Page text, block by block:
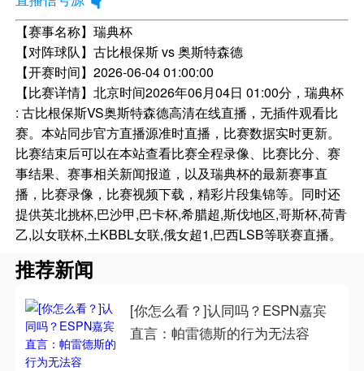
【赛事名称】瑞典杯
【对阵球队】古比根保斯 vs 奥斯特森德
【开赛时间】2026-06-04 01:00:00
【比赛详情】北京时间2026年06月04日 01:00分，瑞典杯
: 古比根保斯VS奥斯特森德高清在线直播，无插件观看比
赛。本站同步官方直播源准时直播，比赛数据实时更新。
比赛结束后可以在本站查看比赛全程录像、比赛比分、赛
事结果、赛事相关新闻报道，以及瑞典杯的最新赛事直
播，比赛录像，比赛视频下载，精彩片段集锦等。同时还
提供英北挑杯,巴沙甲,巴卡杯,希腊超,斯伐地区,哥斯杯,荷青
乙,以女联杯,土KBBL女联,俄女超1,巴西LSB等联赛直播。
推荐新闻
[你怎么看？]认同吗？ESPN嘉宾
直言：帕雷德斯的行为无法容